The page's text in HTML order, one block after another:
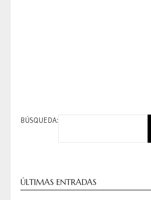
BÚSQUEDA:
ÚLTIMAS ENTRADAS